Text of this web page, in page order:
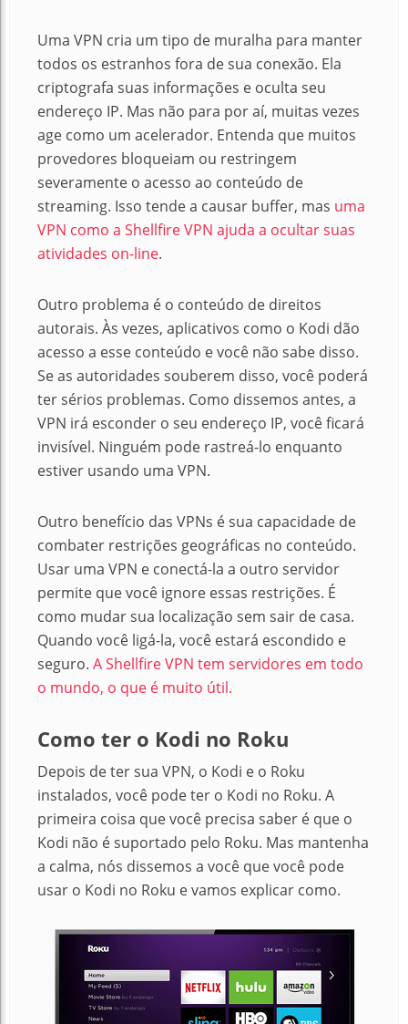
Uma VPN cria um tipo de muralha para manter
todos os estranhos fora de sua conexão. Ela
criptografa suas informações e oculta seu
endereço IP. Mas não para por aí, muitas vezes
age como um acelerador. Entenda que muitos
provedores bloqueiam ou restringem
severamente o acesso ao conteúdo de
streaming. Isso tende a causar buffer, mas uma
VPN como a Shellfire VPN ajuda a ocultar suas
atividades on-line.
Outro problema é o conteúdo de direitos
autorais. Às vezes, aplicativos como o Kodi dão
acesso a esse conteúdo e você não sabe disso.
Se as autoridades souberem disso, você poderá
ter sérios problemas. Como dissemos antes, a
VPN irá esconder o seu endereço IP, você ficará
invisível. Ninguém pode rastreá-lo enquanto
estiver usando uma VPN.
Outro benefício das VPNs é sua capacidade de
combater restrições geográficas no conteúdo.
Usar uma VPN e conectá-la a outro servidor
permite que você ignore essas restrições. É
como mudar sua localização sem sair de casa.
Quando você ligá-la, você estará escondido e
seguro. A Shellfire VPN tem servidores em todo
o mundo, o que é muito útil.
Como ter o Kodi no Roku
Depois de ter sua VPN, o Kodi e o Roku
instalados, você pode ter o Kodi no Roku. A
primeira coisa que você precisa saber é que o
Kodi não é suportado pelo Roku. Mas mantenha
a calma, nós dissemos a você que você pode
usar o Kodi no Roku e vamos explicar como.